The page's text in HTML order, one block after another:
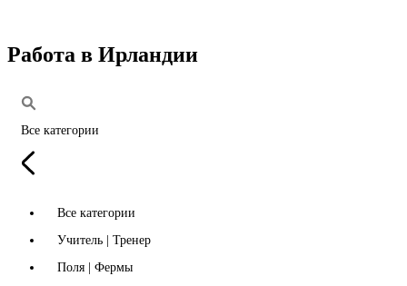
Работа в Ирландии
Все категории
Все категории
Учитель | Тренер
Поля | Фермы